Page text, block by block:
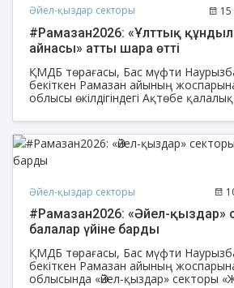
Әйел-қыздар секторы
#Рамазан2026: «Ұлттық
айнасы» атты шара өтті
ҚМДБ төрағасы, Бас мүфти
бекіткен Рамазан айының
облысы өкілдігіндегі Ақтөбе
жамағатына арналған рухани
Әйел-қыздар секторы
#Рамазан2026: «Әйел-қыздар»
балалар үйіне барды
ҚМДБ төрағасы, Бас мүфти
бекіткен Рамазан айының
облысында «Әйел-қыздар» секторы